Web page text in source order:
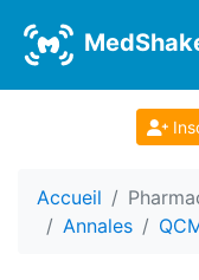
Accueil
Annales